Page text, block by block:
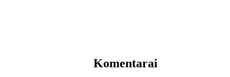
Komentarai